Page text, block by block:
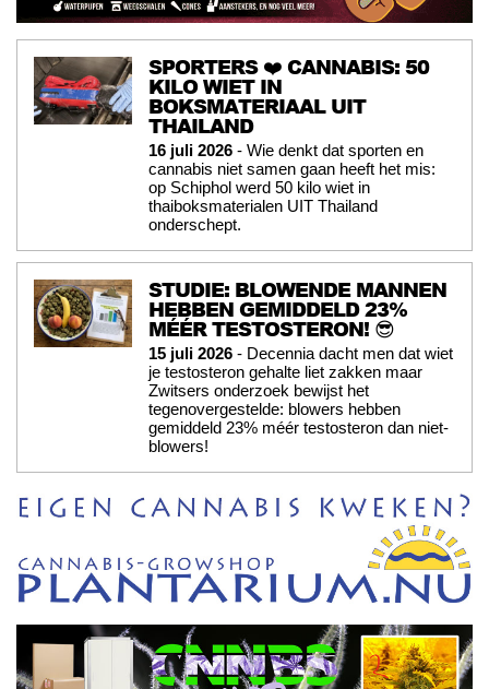
SPORTERS ❤️ CANNABIS: 50
KILO WIET IN
BOKSMATERIAAL UIT
THAILAND
16 juli 2026 - Wie denkt dat sporten en
cannabis niet samen gaan heeft het mis:
op Schiphol werd 50 kilo wiet in
thaiboksmaterialen UIT Thailand
onderschept.
STUDIE: BLOWENDE MANNEN
HEBBEN GEMIDDELD 23%
MÉÉR TESTOSTERON! 😎
15 juli 2026 - Decennia dacht men dat wiet
je testosteron gehalte liet zakken maar
Zwitsers onderzoek bewijst het
tegenovergestelde: blowers hebben
gemiddeld 23% méér testosteron dan niet-
blowers!